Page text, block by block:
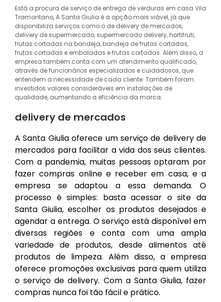
Está a procura de serviço de entrega de verduras em casa Vila
Tramontano, A Santa Giulia é a opção mais viável, já que
disponibiliza serviços como o de delivery de mercados,
delivery de supermercado, supermercado delivery, hortifruti,
frutas cortadas na bandeja, bandeja de frutas cortadas,
frutas cortadas e embaladas e frutas cortadas. Além disso, a
empresa também conta com um atendimento qualificado,
através de funcionários especializados e cuidadosos, que
entendem a necessidade de cada cliente. Também foram
investidos valores consideráveis em instalações de
qualidade, aumentando a eficiência da marca.
delivery de mercados
A Santa Giulia oferece um serviço de delivery de
mercados para facilitar a vida dos seus clientes.
Com a pandemia, muitas pessoas optaram por
fazer compras online e receber em casa, e a
empresa se adaptou a essa demanda. O
processo é simples: basta acessar o site da
Santa Giulia, escolher os produtos desejados e
agendar a entrega. O serviço está disponível em
diversas regiões e conta com uma ampla
variedade de produtos, desde alimentos até
produtos de limpeza. Além disso, a empresa
oferece promoções exclusivas para quem utiliza
o serviço de delivery. Com a Santa Giulia, fazer
compras nunca foi tão fácil e prático.